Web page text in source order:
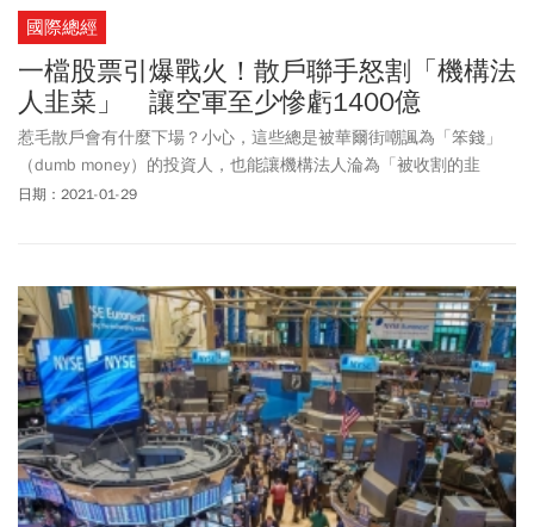
國際總經
一檔股票引爆戰火！散戶聯手怒割「機構法
人韭菜」 讓空軍至少慘虧1400億
惹毛散戶會有什麼下場？小心，這些總是被華爾街嘲諷為「笨錢」
（dumb money）的投資人，也能讓機構法人淪為「被收割的韭
菜」。這個故事，要從美國一家老牌電玩遊戲零售商GameStop說
日期：2021-01-29